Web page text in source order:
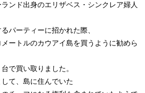
ンド出身のエリザベス・シンクレア婦人
パーティーに招かれた際、
ートルのカウアイ島を買うように勧めら
で買い取りました。
て、島に住んでいた